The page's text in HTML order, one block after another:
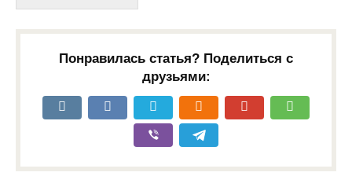
Понравилась статья? Поделиться с
друзьями: